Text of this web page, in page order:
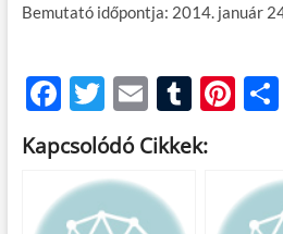
Bemutató időpontja: 2014. január
F
ac
e
b
T
w
itt
er
E
m
ail
T
u
m
Pi
es
Kapcsolódó Cikkek: